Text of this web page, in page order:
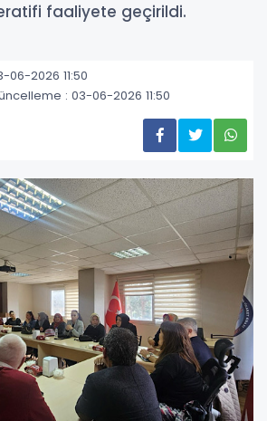
faaliyete geçirildi.
06-2026 11:50
: 03-06-2026 11:50